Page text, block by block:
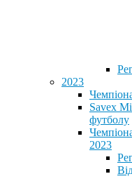
2023
Savex
футболу
2023